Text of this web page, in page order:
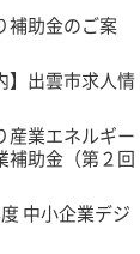
補助金のご案
】出雲市求人情
産業エネルギー
補助金（第２回
中小企業デジ